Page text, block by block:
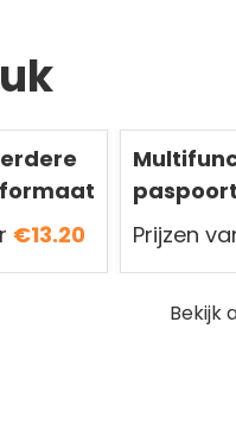
€13.20
Prijzen
Bekijk